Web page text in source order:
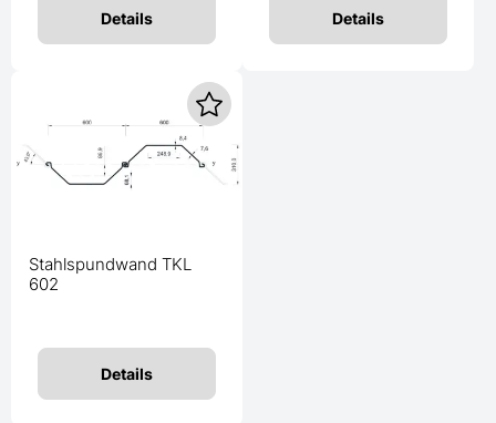
Details Details
Stahlspundwand TKL
602
Details